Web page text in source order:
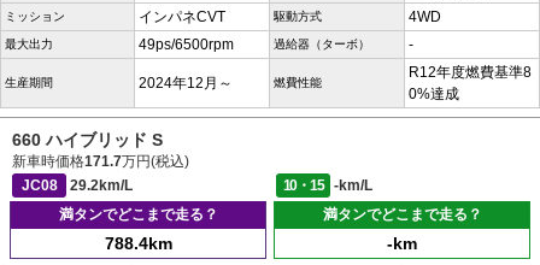
ミッション インパネCVT 駆動方式 4WD
最大出力 49ps/6500rpm 過給器（ターボ） -
生産期間 2024年12月～ 燃費性能
R12年度燃費基準8
0%達成
660 ハイブリッド S
新車時価格171.7万円(税込)
JC08
29.2km/L 10・15
-km/L
満タンでどこまで走る？
788.4km
満タンでどこまで走る？
-km